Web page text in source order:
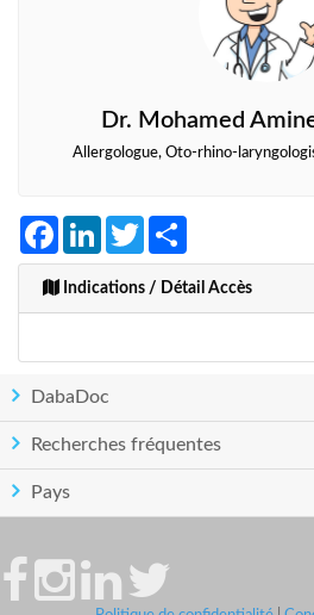
Dr. Mohamed
Allergologue, Oto-rhino-
FacebookLinkedInTwitter
Indications / Détail Accès
DabaDoc
Recherches fréquentes
Pays